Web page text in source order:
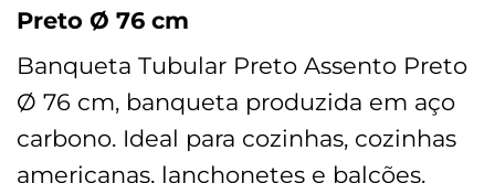
Preto Ø 76 cm
Banqueta Tubular Preto Assento Preto
Ø 76 cm, banqueta produzida em aço
carbono. Ideal para cozinhas, cozinhas
americanas, lanchonetes e balcões.